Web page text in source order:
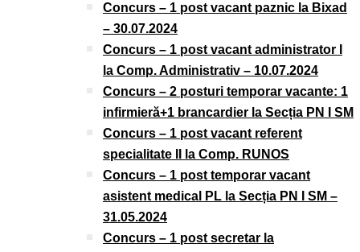
Concurs – 1 post vacant paznic la Bixad
– 30.07.2024
Concurs – 1 post vacant administrator I
la Comp. Administrativ – 10.07.2024
Concurs – 2 posturi temporar vacante: 1
infirmieră+1 brancardier la Secția PN I SM
Concurs – 1 post vacant referent
specialitate II la Comp. RUNOS
Concurs – 1 post temporar vacant
asistent medical PL la Secția PN I SM –
31.05.2024
Concurs – 1 post secretar la